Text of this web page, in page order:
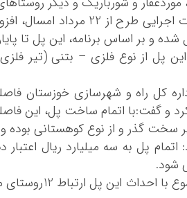
وی با بیان آغاز عملیات
شده و بر اساس برنامه، این پل تا
کل راه و شهرسازی خوزستان
اتمام ساخت پل، این فاصله به 55 کیلومتر کاهش
سخت گذر و از نوع کوهستانی بوده
پل به سه میلیارد ریال اعتبار
شود.
وی اضافه